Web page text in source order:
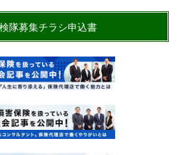
隊募集チラシ申込書